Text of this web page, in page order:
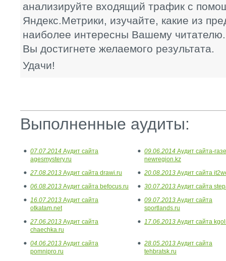
анализируйте входящий трафик с
Яндекс.Метрики, изучайте, какие из
наиболее интересны Вашему
Вы достигнете желаемого результата.
Удачи!
Выполненные аудиты:
07.07.2014 Аудит сайта
agesmystery.ru
09.06.2014 Аудит сайта-
newregion.kz
27.08.2013 Аудит сайта drawi.ru 20.08.2013 Аудит сайта
06.08.2013 Аудит сайта befocus.ru 30.07.2013 Аудит сайта
16.07.2013 Аудит сайта
otkatam.net
09.07.2013 Аудит сайта
sportlands.ru
27.06.2013 Аудит сайта
chaechka.ru
17.06.2013 Аудит сайта
04.06.2013 Аудит сайта
pomnipro.ru
28.05.2013 Аудит сайта
tehbratsk.ru